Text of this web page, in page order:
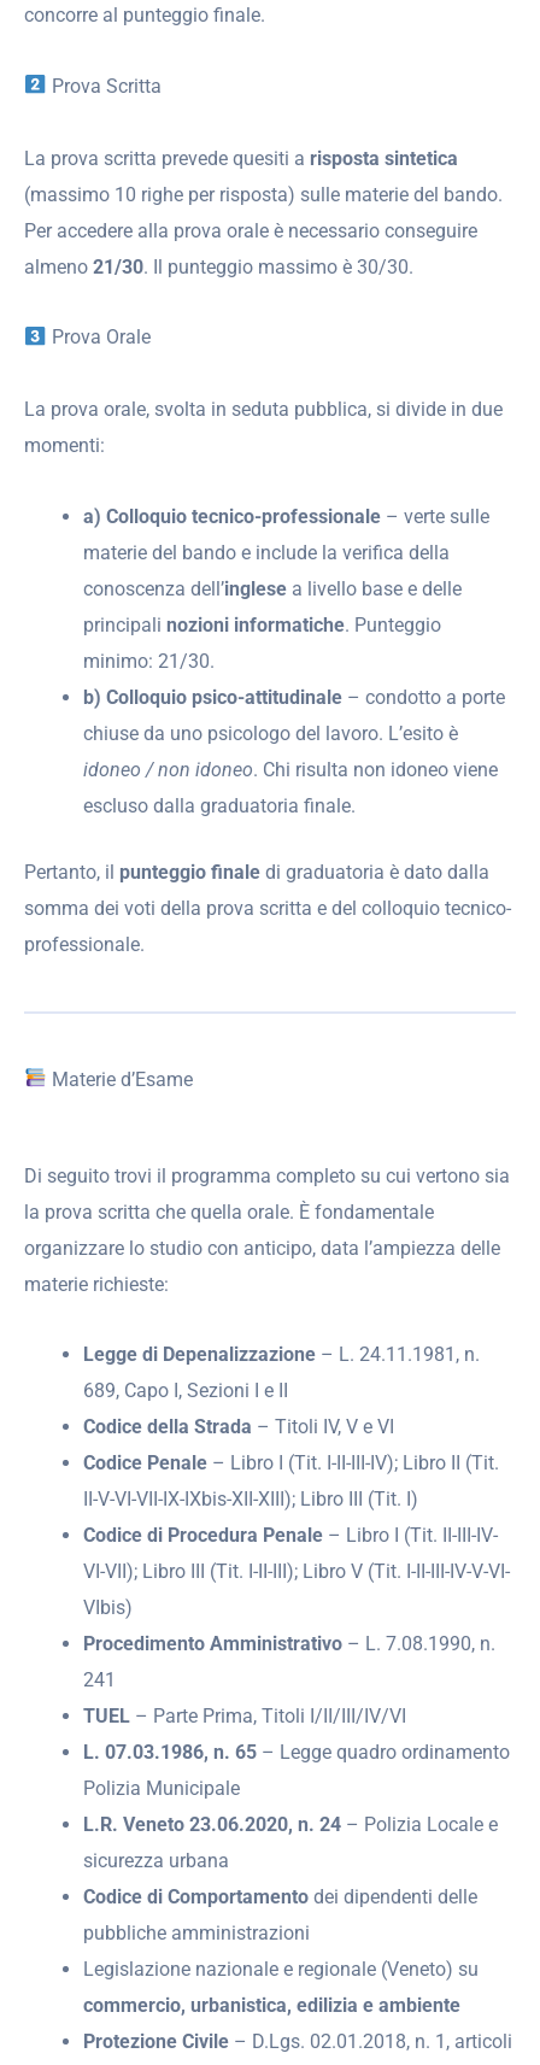
concorre al punteggio finale.
Prova Scritta
La prova scritta prevede quesiti a risposta sintetica
(massimo 10 righe per risposta) sulle materie del bando.
Per accedere alla prova orale è necessario conseguire
almeno 21/30. Il punteggio massimo è 30/30.
Prova Orale
La prova orale, svolta in seduta pubblica, si divide in due
momenti:
a) Colloquio tecnico-professionale – verte sulle
materie del bando e include la verifica della
conoscenza dell’inglese a livello base e delle
principalinozioni informatiche. Punteggio
minimo: 21/30.
b) Colloquio psico-attitudinale – condotto a porte
chiuse da uno psicologo del lavoro. L’esito è
idoneo / non idoneo. Chi risulta non idoneo viene
escluso dalla graduatoria finale.
Pertanto, il punteggio finale di graduatoria è dato dalla
somma dei voti della prova scritta e del colloquio tecnico-
professionale.
Materie d’Esame
Di seguito trovi il programma completo su cui vertono sia
la prova scritta che quella orale. È fondamentale
organizzare lo studio con anticipo, data l’ampiezza delle
materie richieste:
Legge di Depenalizzazione – L. 24.11.1981, n.
689, Capo I, Sezioni I e II
Codice della Strada – Titoli IV, V e VI
Codice Penale – Libro I (Tit. I-II-III-IV); Libro II (Tit.
II-V-VI-VII-IX-IXbis-XII-XIII); Libro III (Tit. I)
Codice di Procedura Penale – Libro I (Tit. II-III-IV-
VI-VII); Libro III (Tit. I-II-III); Libro V (Tit. I-II-III-IV-V-VI-
VIbis)
Procedimento Amministrativo – L. 7.08.1990, n.
241
TUEL – Parte Prima, Titoli I/II/III/IV/VI
L. 07.03.1986, n. 65 – Legge quadro ordinamento
Polizia Municipale
L.R. Veneto 23.06.2020, n. 24 – Polizia Locale e
sicurezza urbana
Codice di Comportamento dei dipendenti delle
pubbliche amministrazioni
Legislazione nazionale e regionale (Veneto) su
commercio, urbanistica, edilizia e ambiente
Protezione Civile – D.Lgs. 02.01.2018, n. 1, articoli